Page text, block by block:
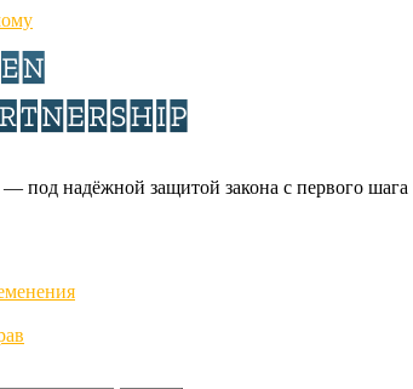
под надёжной защитой закона с первого шага